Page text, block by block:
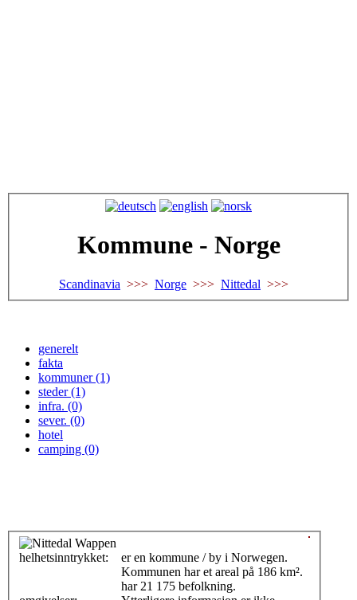
Kommune - Norge
Scandinavia >>> Norge >>> Nittedal
generelt
fakta
kommuner (1)
steder (1)
infra. (0)
sever. (0)
hotel
camping (0)
helhetsinntrykket:
er en kommune / by i Norwegen.
Kommunen har et areal på 186 km².
har 21 175 befolkning.